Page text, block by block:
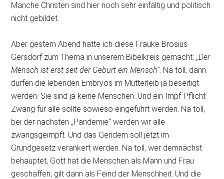
Manche Christen sind hier noch sehr einfältig und politisch
nicht gebildet.
Aber gestern Abend hatte ich diese Frauke Brosius-
Gersdorf zum Thema in unserem Bibelkreis gemacht:„Der
Mensch ist erst seit der Geburt ein Mensch“. Na toll, dann
dürfen die lebenden Embryos im Mutterleib ja beseitigt
werden. Sie sind ja keine Menschen. Und ein Impf-Pflicht-
Zwang für alle sollte sowieso eingeführt werden. Na toll,
bei der nächsten „Pandemie“ werden wir alle
zwangsgeimpft. Und das Gendern soll jetzt im
Grundgesetz verankert werden. Na toll, wer demnächst
behauptet, Gott hat die Menschen als Mann und Frau
geschaffen, gilt dann als Feind der Menschheit. Und die